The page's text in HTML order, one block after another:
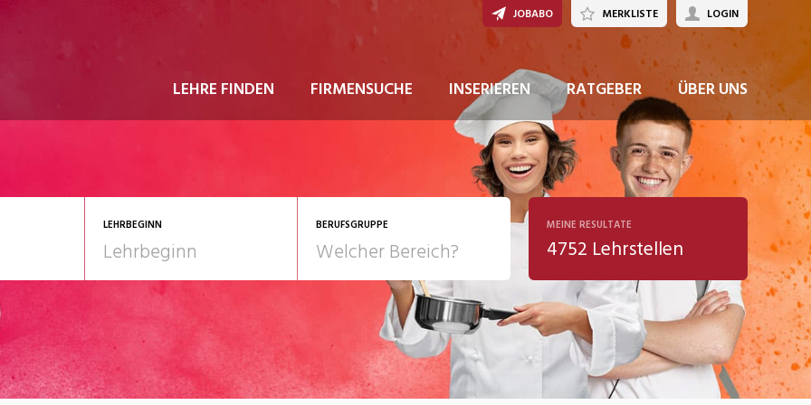
LEHRE FINDEN FIRMENSUCHE INSERIEREN RATGEBER ÜBER UNS
JOBABO MERKLISTE LOGIN
LEHRBEGINN BERUFSGRUPPE
Gesundheit/Pflege/Soziales
Telco
Kultur
MEINE RESULTATE
4752 Lehrstellen